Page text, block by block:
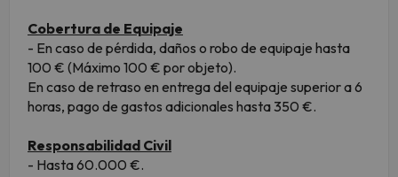
Cobertura de Equipaje
- En caso de pérdida, daños o robo de equipaje hasta
100 € (Máximo 100 € por objeto).
En caso de retraso en entrega del equipaje superior a 6
horas, pago de gastos adicionales hasta 350 €.
Responsabilidad Civil
- Hasta 60.000 €.